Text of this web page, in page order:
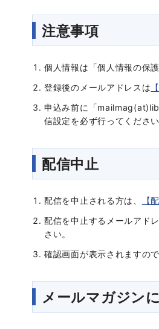
注意事項
個人情報は 「個人情報の保
登録後のメールアドレスは
申込み前に「
信設定を必ず行ってくださ
配信中止
配信を中止される方は、 【
配信を中止するメールアド
さい。
確認画面が表示されますの
メールマガジン